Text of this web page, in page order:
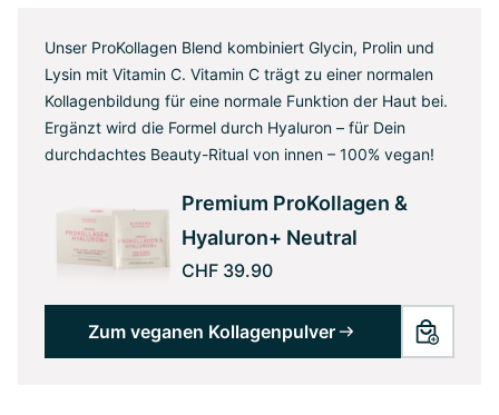
Unser ProKollagen Blend kombiniert Glycin, Prolin und
Lysin mit Vitamin C. Vitamin C trägt zu einer normalen
Kollagenbildung für eine normale Funktion der Haut bei.
Ergänzt wird die Formel durch Hyaluron – für Dein
durchdachtes Beauty-Ritual von innen – 100% vegan!
Premium ProKollagen &
Hyaluron+ Neutral
CHF 39.90
Zum veganen Kollagenpulver